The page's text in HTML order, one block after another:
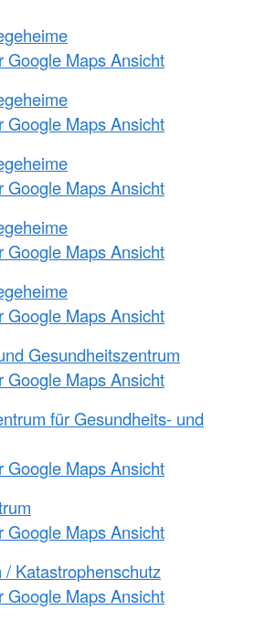
Google Maps Ansicht
Google Maps Ansicht
Google Maps Ansicht
Google Maps Ansicht
Google Maps Ansicht
Gesundheitszentrum
Google Maps Ansicht
für Gesundheits- und
Google Maps Ansicht
Google Maps Ansicht
/ Katastrophenschutz
Google Maps Ansicht